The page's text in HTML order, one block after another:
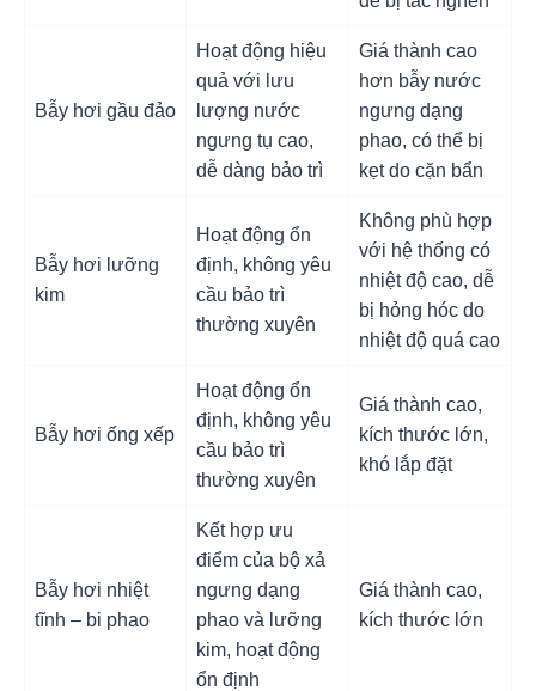
Bẫy hơi gầu đảo
Hoạt động hiệu
quả với lưu
lượng nước
ngưng tụ cao,
dễ dàng bảo trì
Giá thành cao
hơn bẫy nước
ngưng dạng
phao, có thể bị
kẹt do cặn bẩn
Bẫy hơi lưỡng
kim
Hoạt động ổn
định, không yêu
cầu bảo trì
thường xuyên
Không phù hợp
với hệ thống có
nhiệt độ cao, dễ
bị hỏng hóc do
nhiệt độ quá cao
Bẫy hơi ống xếp
Hoạt động ổn
định, không yêu
cầu bảo trì
thường xuyên
Giá thành cao,
kích thước lớn,
khó lắp đặt
Bẫy hơi nhiệt
tĩnh – bi phao
Kết hợp ưu
điểm của bộ xả
ngưng dạng
phao và lưỡng
kim, hoạt động
ổn định
Giá thành cao,
kích thước lớn